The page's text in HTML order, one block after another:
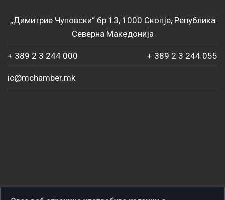
„Димитрие Чуповски“ бр.13, 1000 Скопје, Република
Северна Македонија
+ 389 2 3 244 000 + 389 2 3 244 055
ic@mchamber.mk